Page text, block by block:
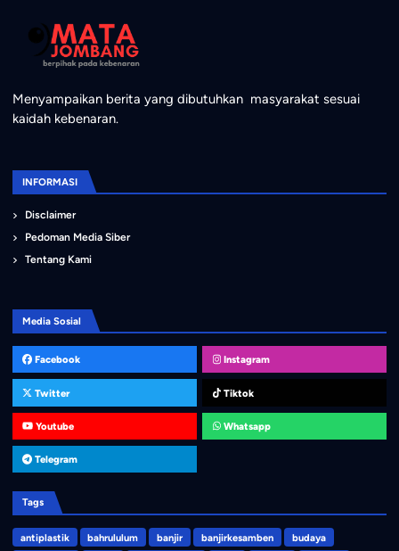
Menyampaikan berita yang dibutuhkan masyarakat sesuai
kaidah kebenaran.
INFORMASI
Disclaimer
Pedoman Media Siber
Tentang Kami
Media Sosial
Facebook Instagram
Twitter Tiktok
Youtube Whatsapp
Telegram
Tags
antiplastik bahrululum banjir banjirkesamben budaya